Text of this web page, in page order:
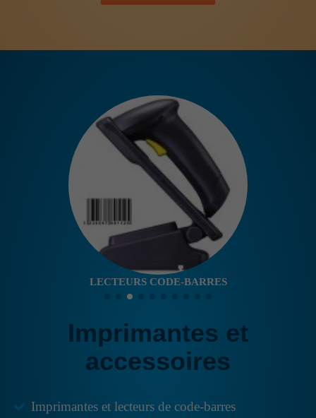
Imprimantes et
accessoires
Imprimantes et lecteurs de code-barres
LECTEURS CODE-BARRES